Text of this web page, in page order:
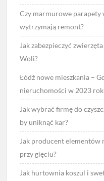
Czy marmurowe
wytrzymają remont?
Jak zabezpieczyć
Woli?
Łódź nowe mieszkania –
nieruchomości w 2023
Jak wybrać firmę do
by uniknąć kar?
Jak producent elementów
przy gięciu?
Jak hurtownia koszul i